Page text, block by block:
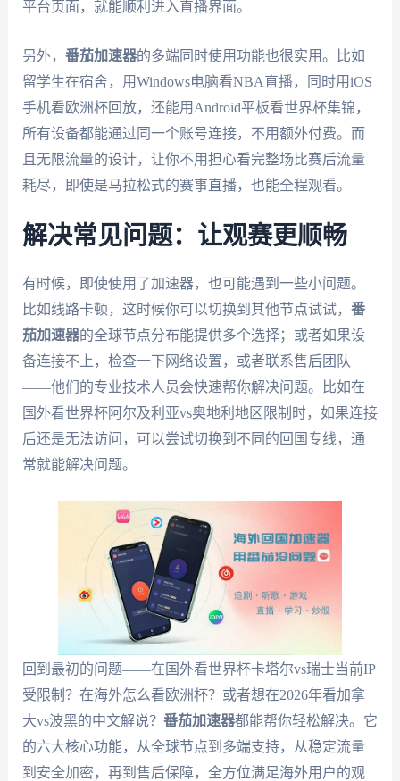
平台页面，就能顺利进入直播界面。
另外， 番茄加速器的多端同时使用功能也很实用。比如
留学生在宿舍，用Windows电脑看NBA直播，同时用iOS
手机看欧洲杯回放，还能用Android平板看世界杯集锦，
所有设备都能通过同一个账号连接，不用额外付费。而
且无限流量的设计，让你不用担心看完整场比赛后流量
耗尽，即使是马拉松式的赛事直播，也能全程观看。
解决常见问题：让观赛更顺畅
有时候，即使使用了加速器，也可能遇到一些小问题。
比如线路卡顿，这时候你可以切换到其他节点试试， 番
茄加速器的全球节点分布能提供多个选择；或者如果设
备连接不上，检查一下网络设置，或者联系售后团队
——他们的专业技术人员会快速帮你解决问题。比如在
国外看世界杯阿尔及利亚vs奥地利地区限制时，如果连接
后还是无法访问，可以尝试切换到不同的回国专线，通
常就能解决问题。
回到最初的问题——在国外看世界杯卡塔尔vs瑞士当前IP
受限制？在海外怎么看欧洲杯？或者想在2026年看加拿
大vs波黑的中文解说？ 番茄加速器都能帮你轻松解决。它
的六大核心功能，从全球节点到多端支持，从稳定流量
到安全加密，再到售后保障，全方位满足海外用户的观